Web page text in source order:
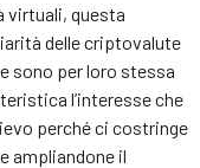
virtuali, questa
delle criptovalute
sono per loro stessa
l’interesse che
perché ci costringe
ampliandone il